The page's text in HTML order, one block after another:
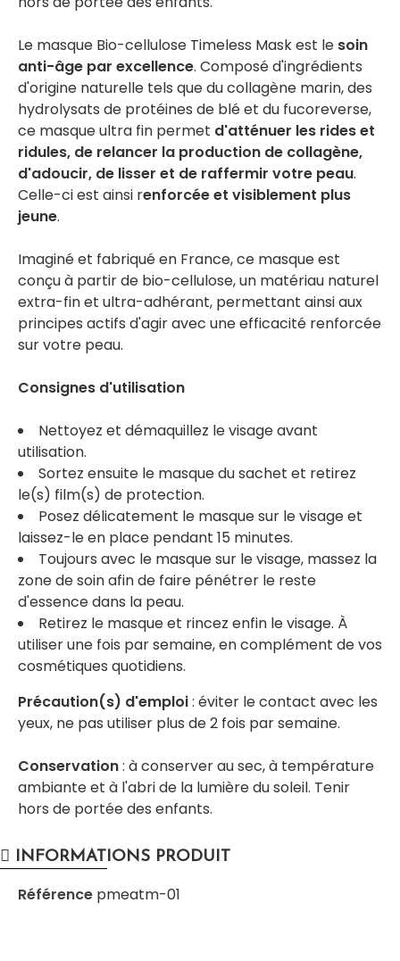
Le masque Bio-cellulose Timeless Mask est le soin
anti-âge par excellence. Composé d'ingrédients
d'origine naturelle tels que du collagène marin, des
hydrolysats de protéines de blé et du fucoreverse,
ce masque ultra fin permet d'atténuer les rides et
ridules, de relancer la production de collagène,
d'adoucir, de lisser et de raffermir votre peau.
Celle-ci est ainsi renforcée et visiblement plus
jeune.
Imaginé et fabriqué en France, ce masque est
conçu à partir de bio-cellulose, un matériau naturel
extra-fin et ultra-adhérant, permettant ainsi aux
principes actifs d'agir avec une efficacité renforcée
sur votre peau.
Consignes d'utilisation
Nettoyez et démaquillez le visage avant
utilisation.
Sortez ensuite le masque du sachet et retirez
le(s) film(s) de protection.
Posez délicatement le masque sur le visage et
laissez-le en place pendant 15 minutes.
Toujours avec le masque sur le visage, massez la
zone de soin afin de faire pénétrer le reste
d'essence dans la peau.
Retirez le masque et rincez enfin le visage. À
utiliser une fois par semaine, en complément de vos
cosmétiques quotidiens.
Précaution(s) d'emploi: éviter le contact avec les
yeux, ne pas utiliser plus de 2 fois par semaine.
Conservation: à conserver au sec, à température
ambiante et à l'abri de la lumière du soleil. Tenir
hors de portée des enfants.
INFORMATIONS PRODUIT
Référence pmeatm-01